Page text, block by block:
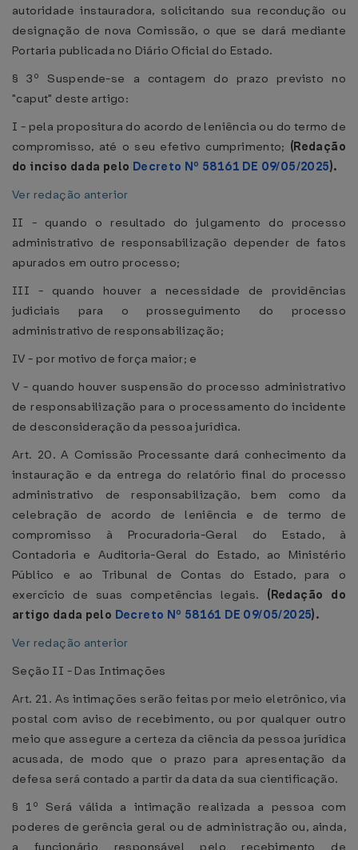
autoridade instauradora, solicitando sua recondução ou
designação de nova Comissão, o que se dará mediante
Portaria publicada no Diário Oficial do Estado.
§ 3º Suspende-se a contagem do prazo previsto no
"caput" deste artigo:
I - pela propositura do acordo de leniência ou do termo de
compromisso, até o seu efetivo cumprimento; (Redação
do inciso dada pelo Decreto Nº 58161 DE 09/05/2025).
Ver redação anterior
II - quando o resultado do julgamento do processo
administrativo de responsabilização depender de fatos
apurados em outro processo;
III - quando houver a necessidade de providências
judiciais para o prosseguimento do processo
administrativo de responsabilização;
IV - por motivo de força maior; e
V - quando houver suspensão do processo administrativo
de responsabilização para o processamento do incidente
de desconsideração da pessoa jurídica.
Art. 20. A Comissão Processante dará conhecimento da
instauração e da entrega do relatório final do processo
administrativo de responsabilização, bem como da
celebração de acordo de leniência e de termo de
compromisso à Procuradoria-Geral do Estado, à
Contadoria e Auditoria-Geral do Estado, ao Ministério
Público e ao Tribunal de Contas do Estado, para o
exercício de suas competências legais. (Redação do
artigo dada pelo Decreto Nº 58161 DE 09/05/2025).
Ver redação anterior
Seção II - Das Intimações
Art. 21. As intimações serão feitas por meio eletrônico, via
postal com aviso de recebimento, ou por qualquer outro
meio que assegure a certeza da ciência da pessoa jurídica
acusada, de modo que o prazo para apresentação da
defesa será contado a partir da data da sua cientificação.
§ 1º Será válida a intimação realizada a pessoa com
poderes de gerência geral ou de administração ou, ainda,
a funcionário responsável pelo recebimento de